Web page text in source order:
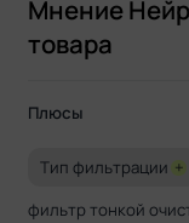
Мнение
товара
Плюсы
Тип фильтрации +
фильтр тонкой